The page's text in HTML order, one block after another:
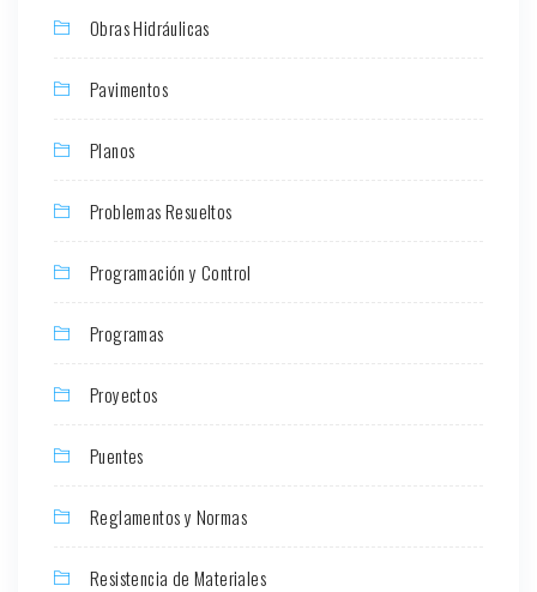
Obras Hidráulicas
Pavimentos
Planos
Problemas Resueltos
Programación y Control
Programas
Proyectos
Puentes
Reglamentos y Normas
Resistencia de Materiales